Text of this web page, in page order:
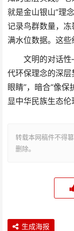
就是金山银山”理
记录鸟群数量，
满水位数据。这
文明的对话
代环保理念的深层
眼睛”，暗合“像
显中华民族生态
转载本网稿件不得
删除。
生成海报